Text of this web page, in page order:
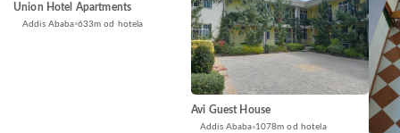
Union Hotel Apartments
Addis Ababa 633m od hotela
Avi Guest House
Addis Ababa 1078m od hotela